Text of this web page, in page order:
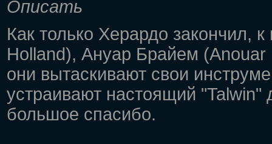
Описать
Как только Херардо закончил,
Holland), Ануар Брайем
они вытаскивают свои
устраивают настоящий
большое спасибо.